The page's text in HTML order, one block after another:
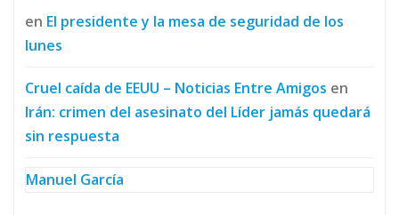
en El presidente y la mesa de seguridad de los
lunes
Cruel caída de EEUU – Noticias Entre Amigos en
Irán: crimen del asesinato del Líder jamás quedará
sin respuesta
Manuel García